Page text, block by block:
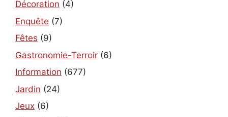
Décoration (4)
Enquête (7)
Fêtes (9)
Gastronomie-Terroir (6)
Information (677)
Jardin (24)
Jeux (6)